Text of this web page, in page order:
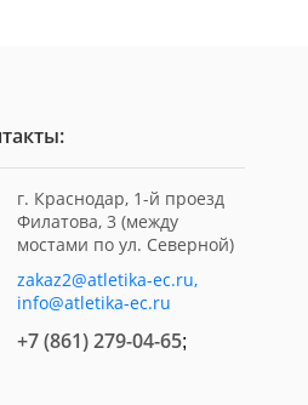
г. Краснодар, 1-й проезд
Филатова, 3 (между
мостами по ул. Северной)
zakaz2@atletika-ec.ru,
info@atletika-ec.ru
+7 (861) 279-04-65;